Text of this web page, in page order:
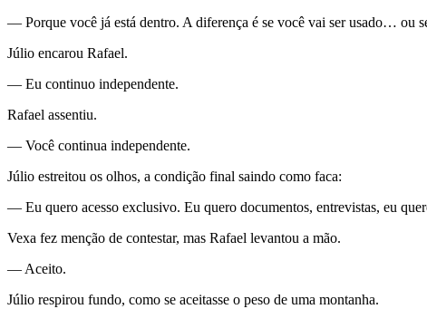
— Porque você já está dentro. A diferença é se você vai ser usado… ou
Júlio encarou Rafael.
— Eu continuo independente.
Rafael assentiu.
— Você continua independente.
Júlio estreitou os olhos, a condição final saindo como faca:
— Eu quero acesso exclusivo. Eu quero documentos, entrevistas, eu
Vexa fez menção de contestar, mas Rafael levantou a mão.
— Aceito.
Júlio respirou fundo, como se aceitasse o peso de uma montanha.